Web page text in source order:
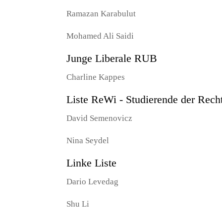
Ramazan Karabulut
Mohamed Ali Saidi
Junge Liberale RUB
Charline Kappes
Liste ReWi - Studierende der
David Semenovicz
Nina Seydel
Linke Liste
Dario Levedag
Shu Li